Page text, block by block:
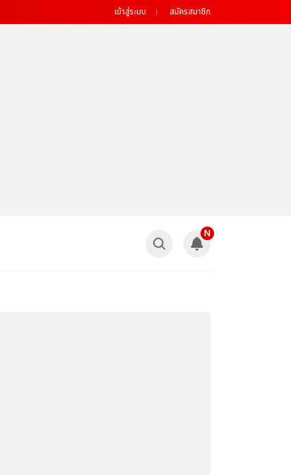
เข้าสู่ระบบ สมัครสมาชิก
N